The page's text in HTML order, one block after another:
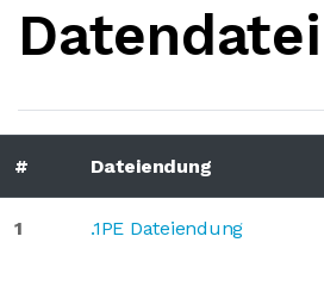
Datendatei
# Dateiendung
1 .1PE Dateiendung